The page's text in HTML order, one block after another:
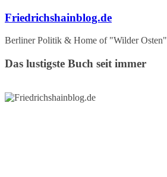
Zum
springen
Friedrichshainblog.de
Berliner Politik & Home of "Wilder Osten"
Das lustigste Buch seit immer